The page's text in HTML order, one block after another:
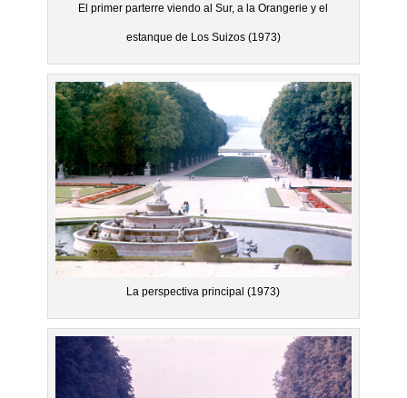
El primer parterre viendo al Sur, a la Orangerie y el
estanque de Los Suizos (1973)
La perspectiva principal (1973)